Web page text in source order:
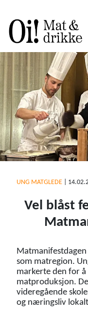
UNG MATGLEDE
Vel blåst
som matregion.
markerte den for å
matproduksjon.
videregående
og næringsliv